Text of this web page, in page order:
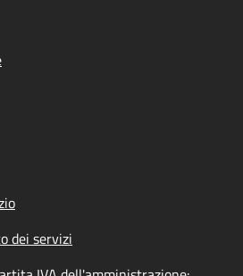
dei servizi